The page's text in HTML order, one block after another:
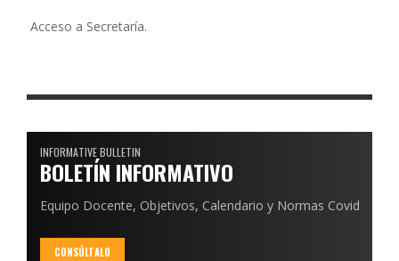
Acceso a Secretaría.
INFORMATIVE BULLETIN
BOLETÍN INFORMATIVO
Equipo Docente, Objetivos, Calendario y Normas Covid
CONSÚLTALO